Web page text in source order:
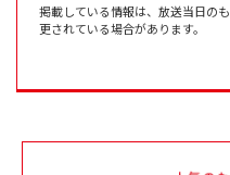
掲載している情報は、放送当日の
更されている場合があります。